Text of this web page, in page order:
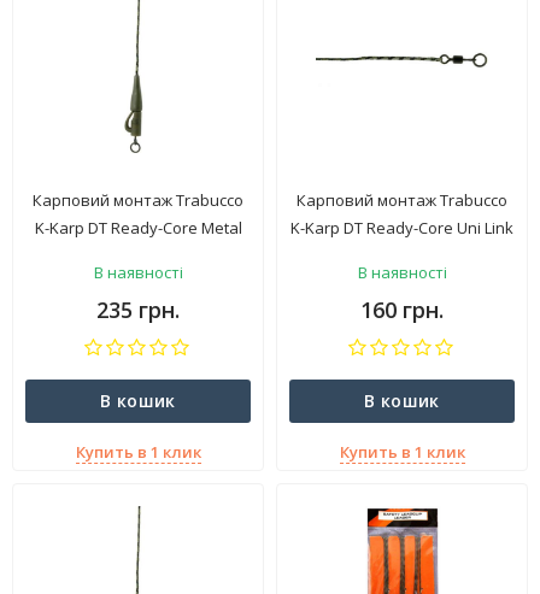
Карповий монтаж Trabucco
K-Karp DT Ready-Core Metal
В наявності
235 грн.
В кошик
Купить в 1 клик
Карповий монтаж Trabucco
K-Karp DT Ready-Core Uni Link
В наявності
160 грн.
В кошик
Купить в 1 клик